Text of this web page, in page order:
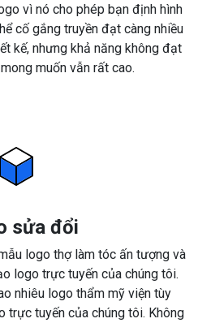
vì nó cho phép bạn định hình
cố gắng truyền đạt càng nhiều
kế, nhưng khả năng không đạt
muốn vẫn rất cao.
sửa đổi
logo thợ làm tóc ấn tượng và
logo trực tuyến của chúng tôi.
nhiêu logo thẩm mỹ viện tùy
trực tuyến của chúng tôi. Không